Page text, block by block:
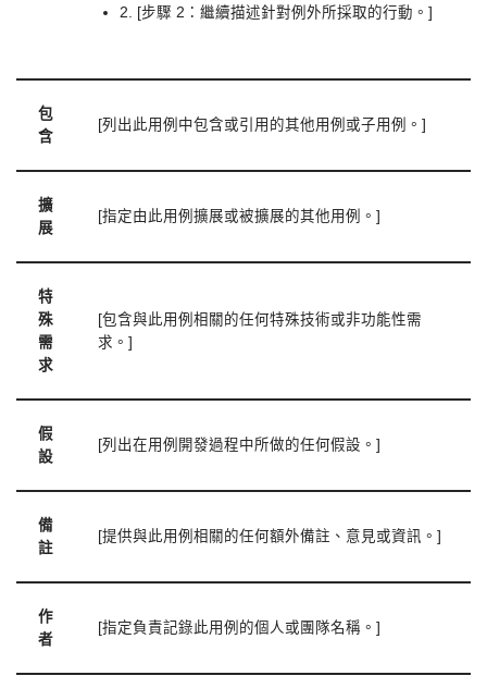
2. [步驟 2：繼續描述針對例外所採取的行動。]
包
含
[列出此用例中包含或引用的其他用例或子用例。]
擴
展
[指定由此用例擴展或被擴展的其他用例。]
特
殊
需
求
[包含與此用例相關的任何特殊技術或非功能性需
求。]
假
設
[列出在用例開發過程中所做的任何假設。]
備
註
[提供與此用例相關的任何額外備註、意見或資訊。]
作
者
[指定負責記錄此用例的個人或團隊名稱。]